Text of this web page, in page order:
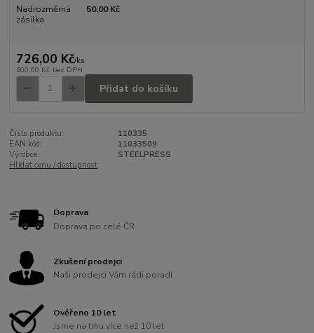
Nadrozměrná
zásilka
50,00 Kč
726,00 Kč/ks
600,00 Kč bez DPH
Přidat do košíku
Číslo produktu:
110335
EAN kód:
11033509
Výrobce:
STEELPRESS
Hlídat cenu / dostupnost
Doprava
Doprava po celé ČR
Zkušení prodejci
Naši prodejci Vám rádi poradí
Ověřeno 10 let
Jsme na trhu více než 10 let